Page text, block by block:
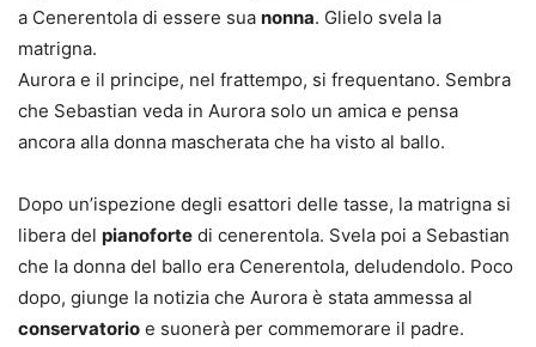
a Cenerentola di essere sua nonna. Glielo svela la
matrigna.
Aurora e il principe, nel frattempo, si frequentano. Sembra
che Sebastian veda in Aurora solo un amica e pensa
ancora alla donna mascherata che ha visto al ballo.
Dopo un’ispezione degli esattori delle tasse, la matrigna si
libera del pianoforte di cenerentola. Svela poi a Sebastian
che la donna del ballo era Cenerentola, deludendolo. Poco
dopo, giunge la notizia che Aurora è stata ammessa al
conservatorio e suonerà per commemorare il padre.